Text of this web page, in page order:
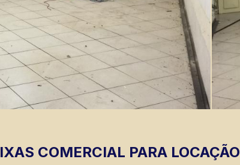
COMERCIAL PARA LOCAÇÃO